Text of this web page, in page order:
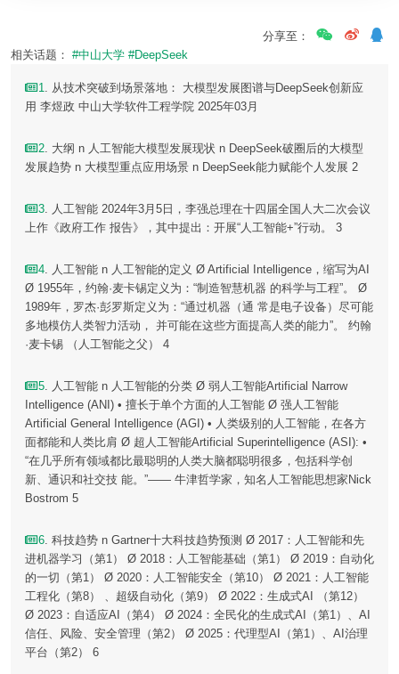
分享至：
相关话题： #中山大学 #DeepSeek
1. 从技术突破到场景落地： 大模型发展图谱与DeepSeek创新应
用 李煜政 中山大学软件工程学院 2025年03月
2. 大纲 n 人工智能大模型发展现状 n DeepSeek破圈后的大模型
发展趋势 n 大模型重点应用场景 n DeepSeek能力赋能个人发展 2
3. 人工智能 2024年3月5日，李强总理在十四届全国人大二次会议
上作《政府工作 报告》，其中提出：开展“人工智能+”行动。 3
4. 人工智能 n 人工智能的定义 Ø Artificial Intelligence，缩写为AI
Ø 1955年，约翰·麦卡锡定义为：“制造智慧机器 的科学与工程”。 Ø
1989年，罗杰·彭罗斯定义为：“通过机器（通 常是电子设备）尽可能
多地模仿人类智力活动， 并可能在这些方面提高人类的能力”。 约翰
·麦卡锡 （人工智能之父） 4
5. 人工智能 n 人工智能的分类 Ø 弱人工智能Artificial Narrow
Intelligence (ANI) • 擅长于单个方面的人工智能 Ø 强人工智能
Artificial General Intelligence (AGI) • 人类级别的人工智能，在各方
面都能和人类比肩 Ø 超人工智能Artificial Superintelligence (ASI): •
“在几乎所有领域都比最聪明的人类大脑都聪明很多，包括科学创
新、通识和社交技 能。”—— 牛津哲学家，知名人工智能思想家Nick
Bostrom 5
6. 科技趋势 n Gartner十大科技趋势预测 Ø 2017：人工智能和先
进机器学习（第1） Ø 2018：人工智能基础（第1） Ø 2019：自动化
的一切（第1） Ø 2020：人工智能安全（第10） Ø 2021：人工智能
工程化（第8） 、超级自动化（第9） Ø 2022：生成式AI （第12）
Ø 2023：自适应AI（第4） Ø 2024：全民化的生成式AI（第1）、AI
信任、风险、安全管理（第2） Ø 2025：代理型AI（第1）、AI治理
平台（第2） 6